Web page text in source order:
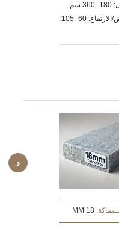
سم
العرض/الارتفاع: 60–105
‹
18 MM